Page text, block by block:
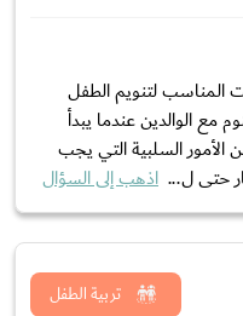
المناسب لتنويم الطفل
لأن النوم مع الوالدين عندما يبدأ
الأمور السلبية التي يجب
حتى ل... اذهب إلى السؤال
تربية الطفل